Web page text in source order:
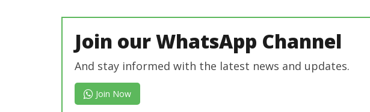
Join our WhatsApp Channel
And stay informed with the latest news and updates.
Join Now